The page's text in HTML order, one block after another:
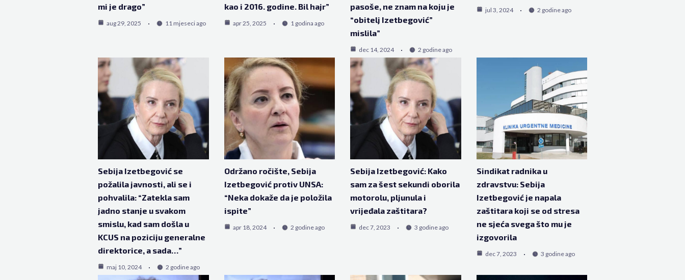
mi je drago”
aug 29, 2025 11 mjeseci ago
kao i 2016. godine. Bil hajr”
apr 25, 2025 1 godina ago
pasoše, ne znam na koju je
“obitelj Izetbegović”
mislila”
dec 14, 2024 2 godine ago
jul 3, 2024 2 godine ago
Sebija Izetbegović se
požalila javnosti, ali se i
pohvalila: “Zatekla sam
jadno stanje u svakom
smislu, kad sam došla u
KCUS na poziciju generalne
direktorice, a sada…”
maj 10, 2024 2 godine ago
Održano ročište, Sebija
Izetbegović protiv UNSA:
“Neka dokaže da je položila
ispite”
apr 18, 2024 2 godine ago
Sebija Izetbegović: Kako
sam za šest sekundi oborila
motorolu, pljunula i
vrijeđala zaštitara?
dec 7, 2023 3 godine ago
Sindikat radnika u
zdravstvu: Sebija
Izetbegović je napala
zaštitara koji se od stresa
ne sjeća svega što mu je
izgovorila
dec 7, 2023 3 godine ago